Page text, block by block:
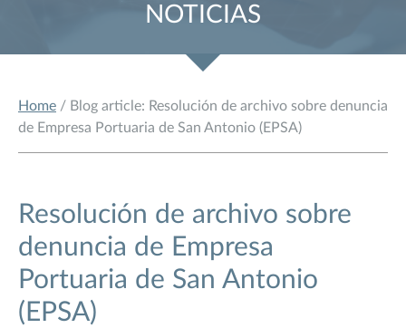
NOTICIAS
Home / Blog article: Resolución de archivo sobre denuncia
de Empresa Portuaria de San Antonio (EPSA)
Resolución de archivo sobre
denuncia de Empresa
Portuaria de San Antonio
(EPSA)